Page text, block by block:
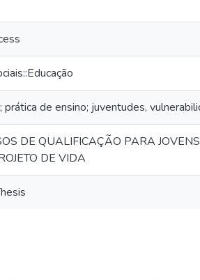
de ensino; juventudes,
DE QUALIFICAÇÃO PARA
DE VIDA